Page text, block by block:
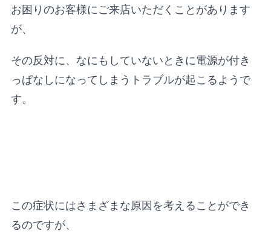
お困りのお客様にご来店いただくことがあります
が、
その反対に、なにもしていないときに電源が付き
っぱなしになってしまうトラブルが起こるようで
す。
この症状にはさまざまな原因を考えることができ
るのですが、